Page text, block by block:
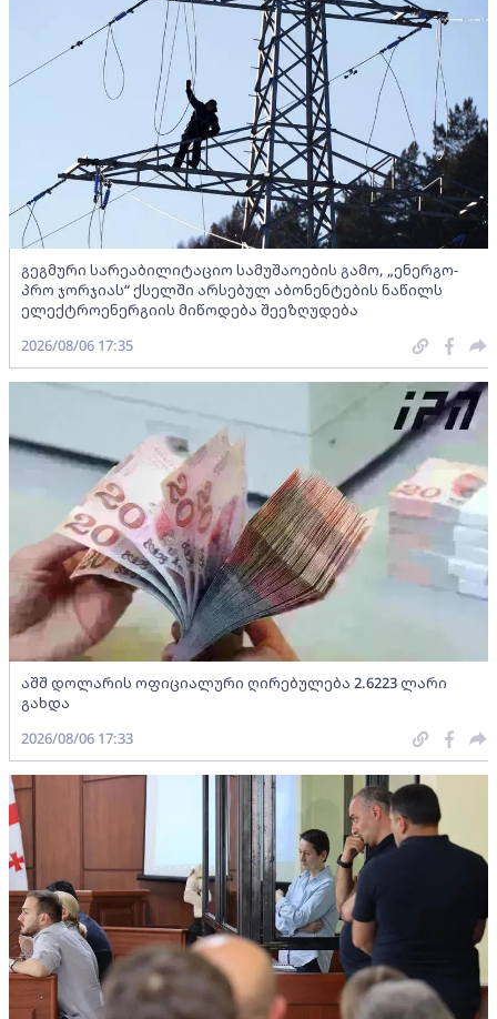
გეგმური სარეაბილიტაციო სამუშაოების გამო, „ენერგო-
პრო ჯორჯიას“ ქსელში არსებულ აბონენტების ნაწილს
ელექტროენერგიის მიწოდება შეეზღუდება
2026/08/06 17:35
აშშ დოლარის ოფიციალური ღირებულება 2.6223 ლარი
გახდა
2026/08/06 17:33